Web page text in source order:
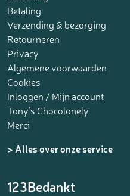
Betaling
Verzending & bezorging
Retourneren
Privacy
Algemene voorwaarden
Cookies
Inloggen / Mijn account
Tony’s Chocolonely
Merci
> Alles over onze service
123Bedankt